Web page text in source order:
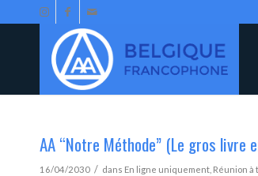
AA “Notre Méthode” (Le gros livre
16/04/2030 / dans En ligne uniquement Réunion à